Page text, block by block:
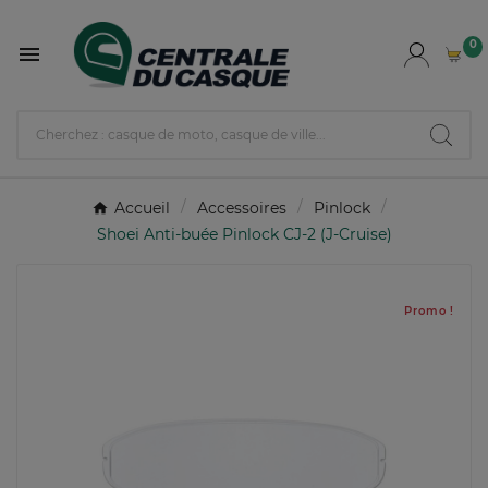
 0
Accueil Accessoires
Pinlock
Shoei Anti-buée Pinlock CJ-2 (J-Cruise)
Promo !